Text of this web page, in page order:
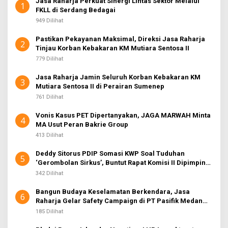
1
FKLL di Serdang Bedagai
949 Dilihat
2
Pastikan Pekayanan Maksimal, Direksi Jasa Raharja
Tinjau Korban Kebakaran KM Mutiara Sentosa II
779 Dilihat
3
Jasa Raharja Jamin Seluruh Korban Kebakaran KM
Mutiara Sentosa II di Perairan Sumenep
761 Dilihat
4
Vonis Kasus PET Dipertanyakan, JAGA MARWAH Minta
MA Usut Peran Bakrie Group
413 Dilihat
5
Deddy Sitorus PDIP Somasi KWP Soal Tuduhan
‘Gerombolan Sirkus’, Buntut Rapat Komisi II Dipimpin
Sufmi Dasco Ahmad
342 Dilihat
6
Bangun Budaya Keselamatan Berkendara, Jasa
Raharja Gelar Safety Campaign di PT Pasifik Medan
Industri
185 Dilihat